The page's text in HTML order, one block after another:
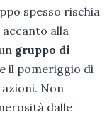
spesso rischia
alla
gruppo di
il pomeriggio di
Non
dalle